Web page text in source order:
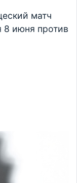
матч
8 июня против